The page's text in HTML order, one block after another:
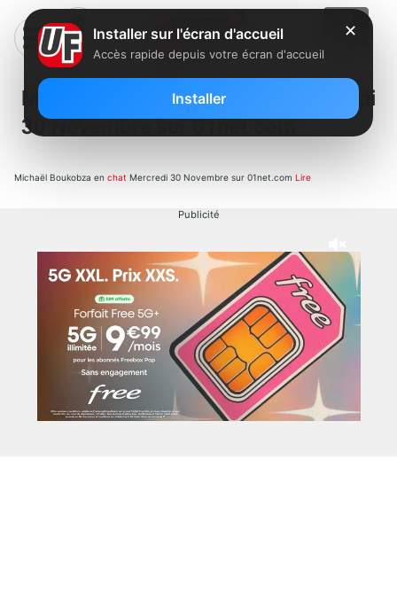
Michael Boukobza en chat Mercredi
30 Novembre sur 01net.com
Michaël Boukobza en chat Mercredi 30 Novembre sur 01net.com Lire
Publicité
✕
Installer sur l'écran d'accueil
Accès rapide depuis votre écran d'accueil
Installer